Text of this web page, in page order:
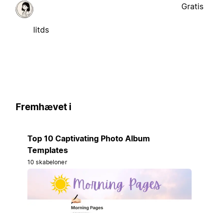
litds
Gratis
Fremhævet i
Top 10 Captivating Photo Album
Templates
10 skabeloner